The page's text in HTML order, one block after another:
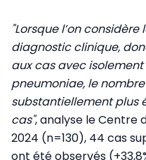
"Lorsque l’on
diagnostic clinique,
aux cas avec isolement
pneumoniae, le
substantiellement plus
cas", analyse le Centre
2024 (n=130), 44 cas
ont été observés